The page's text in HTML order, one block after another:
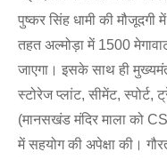
पुष्कर सिंह धामी की
तहत अल्मोड़ा में 1500
जाएगा। इसके साथ ही
स्टोरेज प्लांट, सीमेंट,
(मानसखंड मंदिर माला को
में सहयोग की अपेक्षा की।